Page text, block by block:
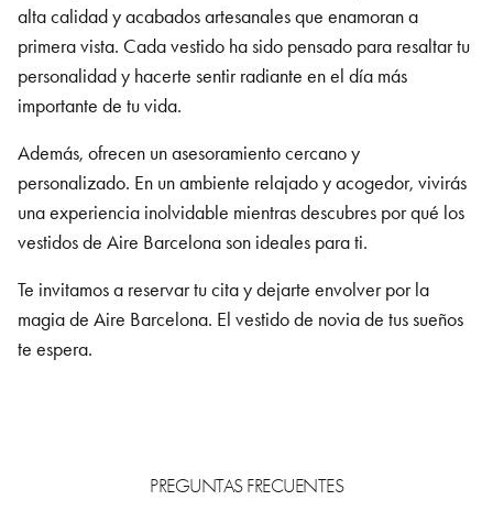
alta calidad y acabados artesanales que enamoran a
primera vista. Cada vestido ha sido pensado para resaltar tu
personalidad y hacerte sentir radiante en el día más
importante de tu vida.
Además, ofrecen un asesoramiento cercano y
personalizado. En un ambiente relajado y acogedor, vivirás
una experiencia inolvidable mientras descubres por qué los
vestidos de Aire Barcelona son ideales para ti.
Te invitamos a reservar tu cita y dejarte envolver por la
magia de Aire Barcelona. El vestido de novia de tus sueños
te espera.
PREGUNTAS FRECUENTES